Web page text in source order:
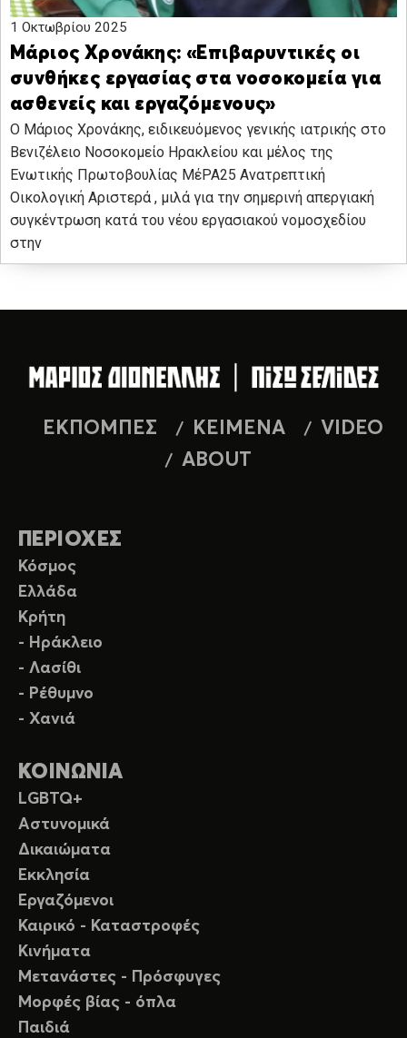
1 Οκτωβρίου 2025
Μάριος Χρονάκης: «Επιβαρυντικές οι
συνθήκες εργασίας στα νοσοκομεία για
ασθενείς και εργαζόμενους»
Ο Μάριος Χρονάκης, ειδικευόμενος γενικής ιατρικής στο
Βενιζέλειο Νοσοκομείο Ηρακλείου και μέλος της
Ενωτικής Πρωτοβουλίας ΜέΡΑ25 Ανατρεπτική
Οικολογική Αριστερά , μιλά για την σημερινή απεργιακή
συγκέντρωση κατά του νέου εργασιακού νομοσχεδίου
στην
ΕΚΠΟΜΠΕΣ ΚΕΙΜΕΝΑ
VIDEO
ABOUT
ΠΕΡΙΟΧΕΣ
Κόσμος
Ελλάδα
Κρήτη
- Ηράκλειο
- Λασίθι
- Ρέθυμνο
- Χανιά
ΚΟΙΝΩΝΙΑ
LGBTQ+
Αστυνομικά
Δικαιώματα
Εκκλησία
Εργαζόμενοι
Καιρικό - Καταστροφές
Κινήματα
Μετανάστες - Πρόσφυγες
Μορφές βίας - όπλα
Παιδιά